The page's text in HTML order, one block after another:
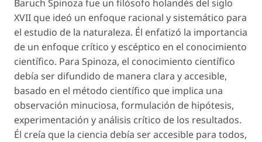
Baruch Spinoza fue un filósofo holandés del siglo
XVII que ideó un enfoque racional y sistemático para
el estudio de la naturaleza. Él enfatizó la importancia
de un enfoque crítico y escéptico en el conocimiento
científico. Para Spinoza, el conocimiento científico
debía ser difundido de manera clara y accesible,
basado en el método científico que implica una
observación minuciosa, formulación de hipótesis,
experimentación y análisis crítico de los resultados.
Él creía que la ciencia debía ser accesible para todos,